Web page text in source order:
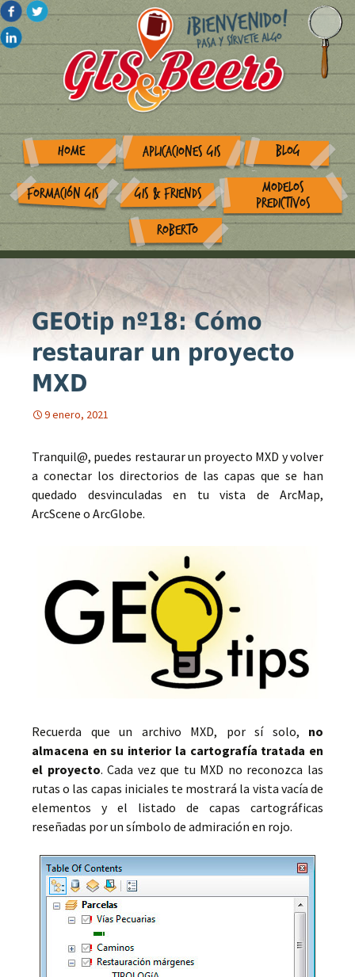
HOME APLICACIONES GIS BLOG
FORMACIÓN GIS GIS & FRIENDS
MODELOS
PREDICTIVOS
ROBERTO
GEOtip nº18: Cómo
restaurar un proyecto
MXD
9 enero, 2021
Tranquil@, puedes restaurar un proyecto MXD y volver
a conectar los directorios de las capas que se han
quedado desvinculadas en tu vista de ArcMap,
ArcScene o ArcGlobe.
Recuerda que un archivo MXD, por sí solo, no
almacena en su interior la cartografía tratada en
el proyecto. Cada vez que tu MXD no reconozca las
rutas o las capas iniciales te mostrará la vista vacía de
elementos y el listado de capas cartográficas
reseñadas por un símbolo de admiración en rojo.